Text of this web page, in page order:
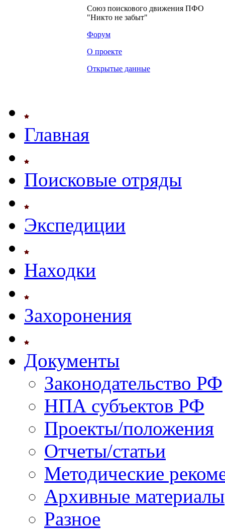
Союз поискового движения ПФО
"Никто не забыт"
Форум
О проекте
Открытые данные
Главная
Поисковые отряды
Экспедиции
Находки
Захоронения
Документы
Законодательство РФ
НПА субъектов РФ
Проекты/положения
Отчеты/статьи
Методические
Архивные материалы
Разное